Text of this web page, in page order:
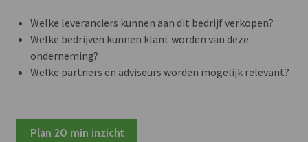
Welke leveranciers kunnen aan dit bedrijf verkopen?
Welke bedrijven kunnen klant worden van deze
onderneming?
Welke partners en adviseurs worden mogelijk relevant?
Plan 20 min inzicht